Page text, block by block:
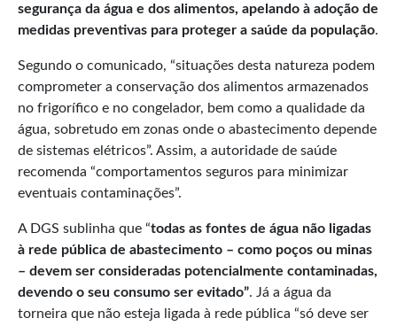
segurança da água e dos alimentos, apelando à adoção de
medidas preventivas para proteger a saúde da população.
Segundo o comunicado, “situações desta natureza podem
comprometer a conservação dos alimentos armazenados
no frigorífico e no congelador, bem como a qualidade da
água, sobretudo em zonas onde o abastecimento depende
de sistemas elétricos”. Assim, a autoridade de saúde
recomenda “comportamentos seguros para minimizar
eventuais contaminações”.
A DGS sublinha que “todas as fontes de água não ligadas
à rede pública de abastecimento – como poços ou minas
– devem ser consideradas potencialmente contaminadas,
devendo o seu consumo ser evitado”. Já a água da
torneira que não esteja ligada à rede pública “só deve ser